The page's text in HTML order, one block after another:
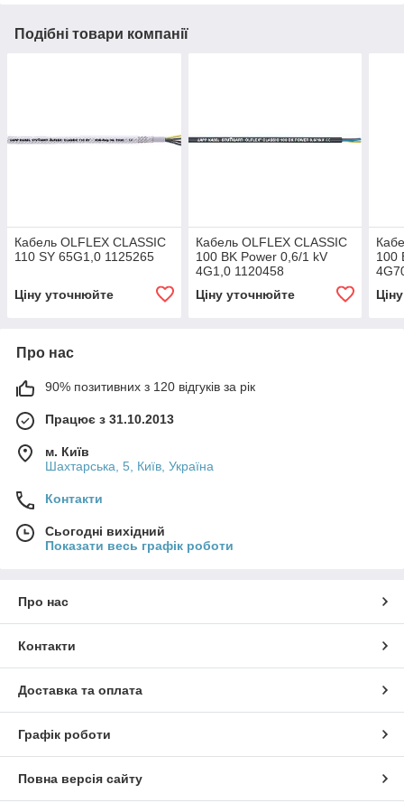
Подібні товари компанії
Кабель OLFLEX CLASSIC
110 SY 65G1,0 1125265
Ціну уточнюйте
Кабель OLFLEX CLASSIC
100 BK Power 0,6/1 kV
4G1,0 1120458
Ціну уточнюйте
100
Про нас
90% позитивних з 120 відгуків за рік
Працює з 31.10.2013
м. Київ
Шахтарська, 5, Київ, Україна
Контакти
Сьогодні вихідний
Показати весь графік роботи
Про нас
Контакти
Доставка та оплата
Графік роботи
Повна версія сайту